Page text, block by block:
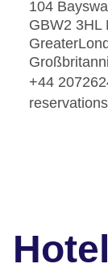
104
GBW2 3HL
+44